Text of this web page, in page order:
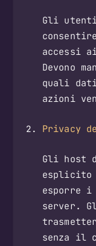
Gli utenti
accessi
Devono
quali
azioni
Privacy
Gli host
esplicito
esporre
server.
senza il